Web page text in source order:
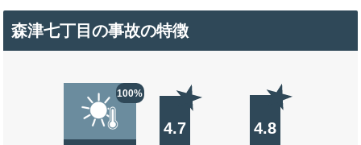
森津七丁目の事故の特徴
100%
4.7 4.8